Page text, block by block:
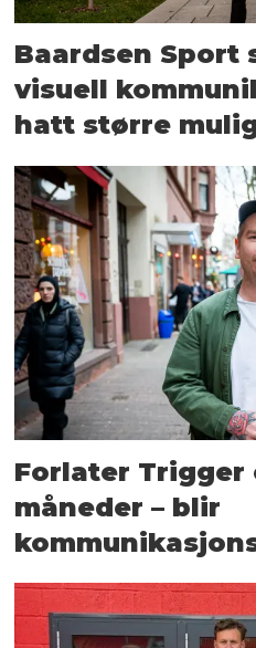
Baardsen Sport
visuell
hatt større
Forlater Trigger
måneder – blir